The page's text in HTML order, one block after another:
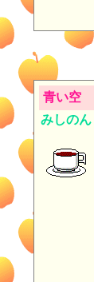
青い空
みしのん